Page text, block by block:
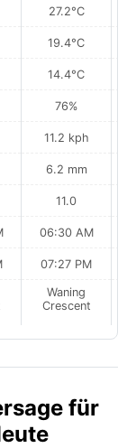
27.2°C
19.4°C
14.4°C
76%
11.2 kph
6.2 mm
11.0
06:30 AM
07:27 PM
Waning
Crescent
für